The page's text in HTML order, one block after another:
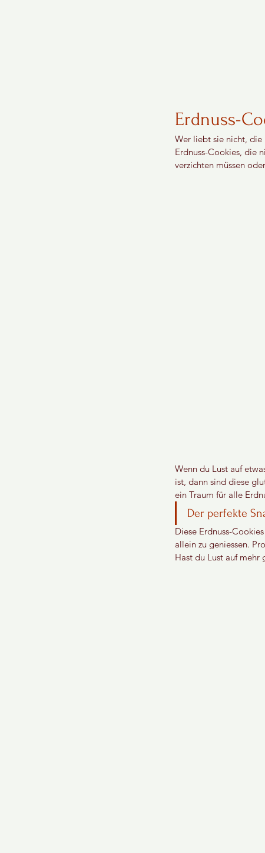
Erdnuss-
Wer liebt sie nicht, die
Erdnuss-Cookies, die
verzichten müssen
Wenn du Lust auf
ist, dann sind diese
ein Traum für alle
Der perfekte
Diese Erdnuss-
allein zu geniessen.
Hast du Lust auf mehr